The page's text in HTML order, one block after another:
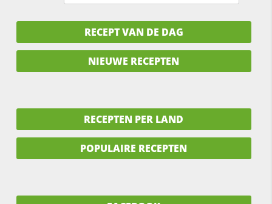
RECEPT VAN DE DAG
NIEUWE RECEPTEN
RECEPTEN PER LAND
POPULAIRE RECEPTEN